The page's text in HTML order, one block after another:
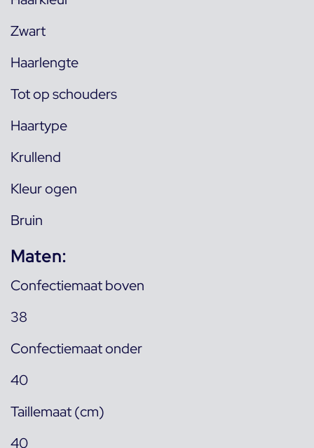
Zwart
Haarlengte
Tot op schouders
Haartype
Krullend
Kleur ogen
Bruin
Maten:
Confectiemaat boven
38
Confectiemaat onder
40
Taillemaat (cm)
40